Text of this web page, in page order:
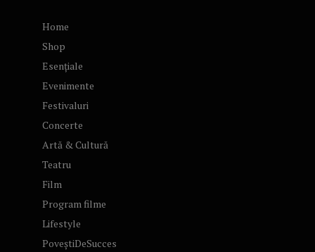
Home
Shop
Esențiale
Evenimente
Festivaluri
Concerte
Artă & Cultură
Teatru
Film
Program filme
Lifestyle
PoveștiDeSucces